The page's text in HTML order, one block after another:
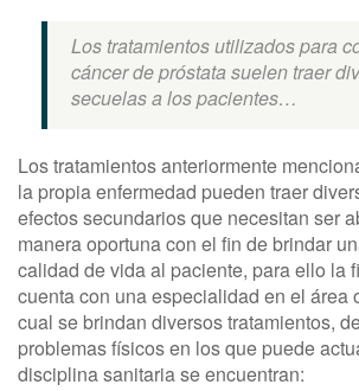
Los tratamientos utilizados para
cáncer de próstata suelen traer
secuelas a los pacientes…
Los tratamientos anteriormente
la propia enfermedad pueden traer
efectos secundarios que necesitan ser
manera oportuna con el fin de brindar
calidad de vida al paciente, para ello la
cuenta con una especialidad en el área
cual se brindan diversos tratamientos,
problemas físicos en los que puede
disciplina sanitaria se encuentran: